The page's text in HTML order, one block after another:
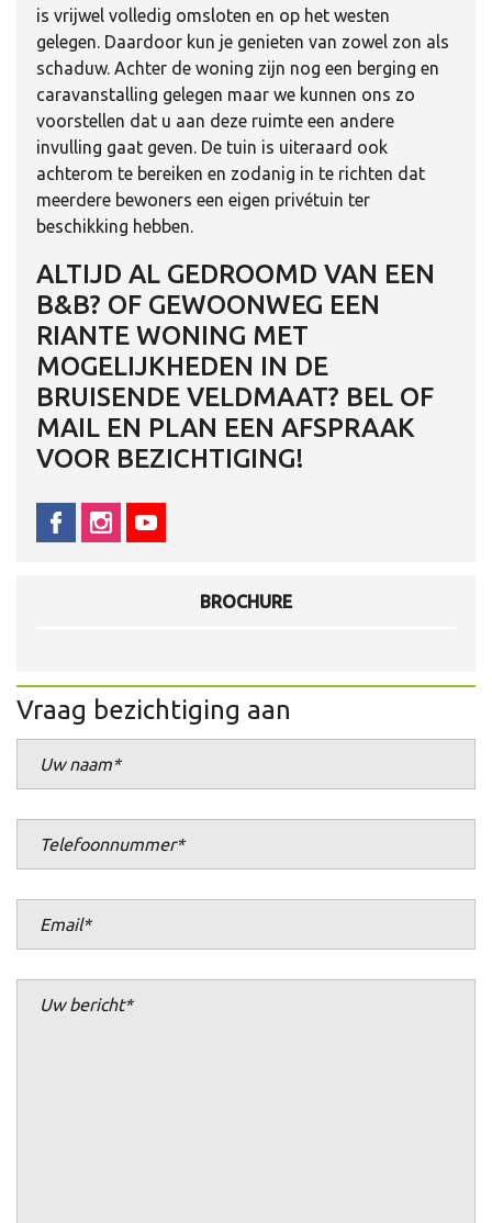
is vrijwel volledig omsloten en op het westen
gelegen. Daardoor kun je genieten van zowel zon als
schaduw. Achter de woning zijn nog een berging en
caravanstalling gelegen maar we kunnen ons zo
voorstellen dat u aan deze ruimte een andere
invulling gaat geven. De tuin is uiteraard ook
achterom te bereiken en zodanig in te richten dat
meerdere bewoners een eigen privétuin ter
beschikking hebben.
ALTIJD AL GEDROOMD VAN EEN
B&B? OF GEWOONWEG EEN
RIANTE WONING MET
MOGELIJKHEDEN IN DE
BRUISENDE VELDMAAT? BEL OF
MAIL EN PLAN EEN AFSPRAAK
VOOR BEZICHTIGING!
BROCHURE
Vraag bezichtiging aan